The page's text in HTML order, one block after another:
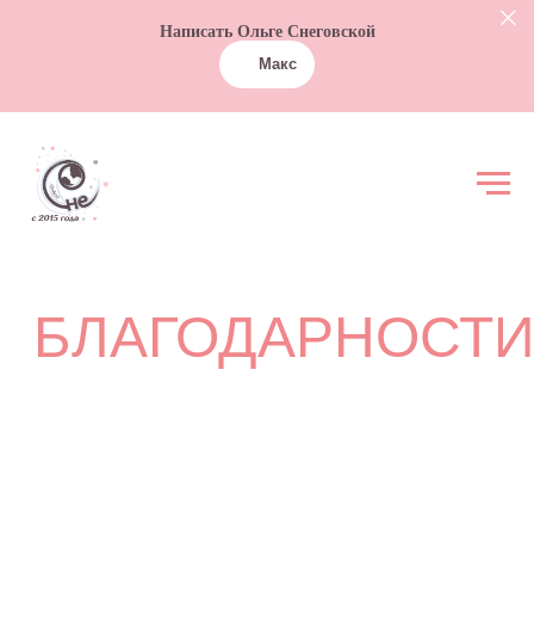
Написать Ольге Снеговской
Макс